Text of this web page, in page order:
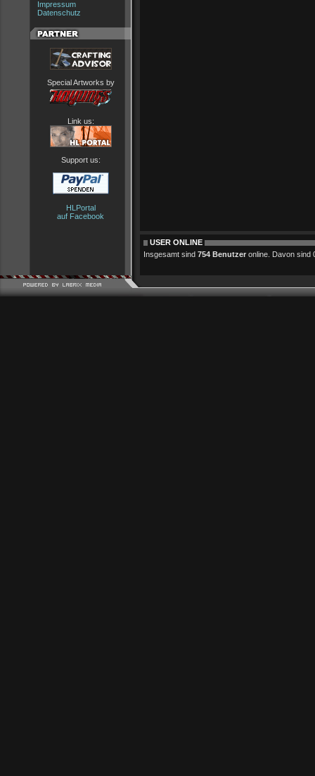
Impressum
Datenschutz
Special Artworks by
Link us:
Support us:
HLPortal
auf Facebook
USER ONLINE
Insgesamt sind 754 Benutzer online. Davon sind